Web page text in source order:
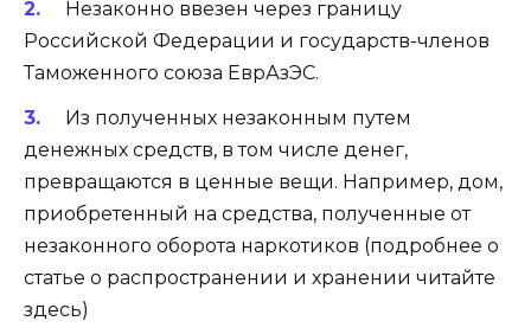
Незаконно ввезен через границу
Российской Федерации и государств-членов
Таможенного союза ЕврАзЭС.
Из полученных незаконным путем
денежных средств, в том числе денег,
превращаются в ценные вещи. Например, дом,
приобретенный на средства, полученные от
незаконного оборота наркотиков (подробнее о
статье о распространении и хранении читайте
здесь)